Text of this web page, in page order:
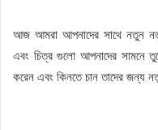
আজ আমরা আপনাদের সাথে নতুন
এবং চিত্র গুলো আপনাদের সামনে
করেন এবং কিনতে চান তাদের জন্য